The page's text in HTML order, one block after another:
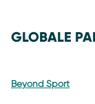
GLOBALE
Beyond Sport